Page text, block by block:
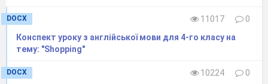
DOCX 11017
0
Конспект уроку з англійської мови для 4-го класу на
тему: "Shopping"
DOCX 10224
0